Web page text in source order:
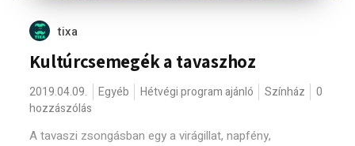
tixa
Kultúrcsemegék a tavaszhoz
2019.04.09. Egyéb Hétvégi program ajánló Színház
0
hozzászólás
A tavaszi zsongásban egy a virágillat, napfény,